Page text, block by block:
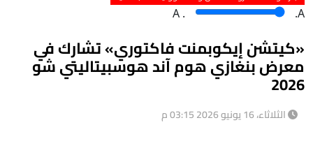
A . .A
«كيتشن إيكوبمنت فاكتوري» تشارك في
معرض بنغازي هوم آند هوسبيتاليتي شو
2026
الثلاثاء، 16 يونيو 2026 03:15 م